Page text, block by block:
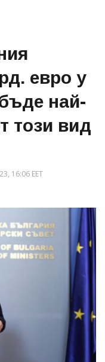
евро у
най-
този вид
16:06 EET